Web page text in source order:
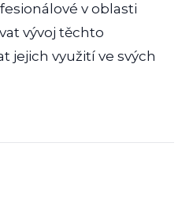
v oblasti
vývoj těchto
jejich využití ve svých